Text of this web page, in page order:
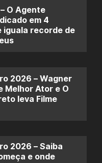
O Agente
em 4
iguala recorde de
2026 – Wagner
Melhor Ator e O
leva Filme
2026 – Saiba
e onde